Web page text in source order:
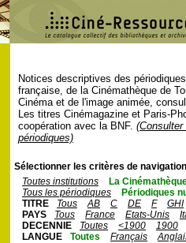
Notices descriptives des
française, de la Cinémathèque de
Cinéma et de l'image animée,
Les titres Cinémagazine et Paris-
coopération avec la BNF.
périodiques)
Sélectionner les critères de
Toutes institutions
La
Tous les périodiques
Périodiques
TITRE
Tous AB C DE F
GHI
PAYS
Tous France Etats-Unis
DECENNIE
Toutes <1900
1900
LANGUE
Toutes Français